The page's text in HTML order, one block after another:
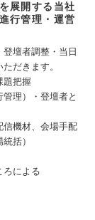
展開する当社
行管理・運営
壇者調整・当日
だきます。
題把握
理）・登壇者と
信機材、会場手配
括）
ろによる